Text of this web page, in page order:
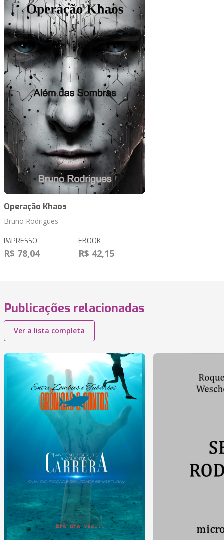
Operação Khaos
Bruno Rodrigues
IMPRESSO
R$ 78,04
EBOOK
R$ 42,15
Publicações relacionadas
Ver a lista completa